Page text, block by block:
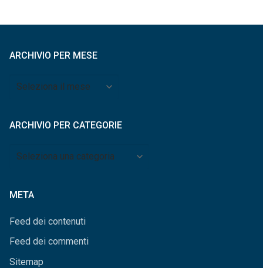
ARCHIVIO PER MESE
Archivio
ARCHIVIO PER CATEGORIE
Archivio
META
Feed dei contenuti
Feed dei commenti
Sitemap